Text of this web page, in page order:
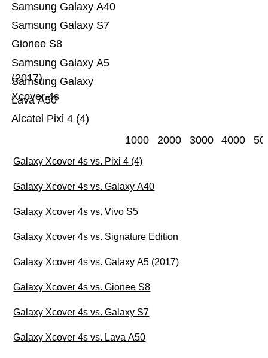
Alcatel Pixi 4 (4)
Lava A50
Samsung Galaxy
Xcover 4s
Samsung Galaxy A5
(2017)
Gionee S8
Samsung Galaxy S7
Samsung Galaxy A40
1000 2000 3000 4000
Galaxy Xcover 4s vs. Pixi 4 (4)
Galaxy Xcover 4s vs. Galaxy A40
Galaxy Xcover 4s vs. Vivo S5
Galaxy Xcover 4s vs. Signature Edition
Galaxy Xcover 4s vs. Galaxy A5 (2017)
Galaxy Xcover 4s vs. Gionee S8
Galaxy Xcover 4s vs. Galaxy S7
Galaxy Xcover 4s vs. Lava A50